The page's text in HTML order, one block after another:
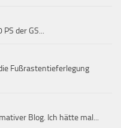
der GS...
Fußrastentieferlegung
Blog. Ich hätte mal...